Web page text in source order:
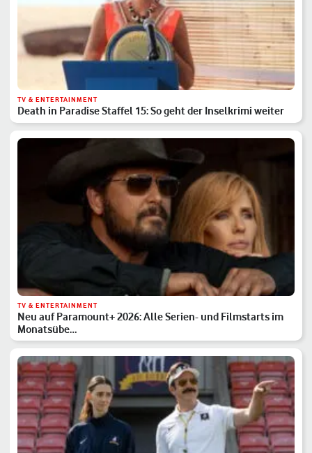
TV & ENTERTAINMENT
Death in Paradise Staffel 15: So geht der Inselkrimi weiter
TV & ENTERTAINMENT
Neu auf Paramount+ 2026: Alle Serien- und Filmstarts im
Monatsübe…